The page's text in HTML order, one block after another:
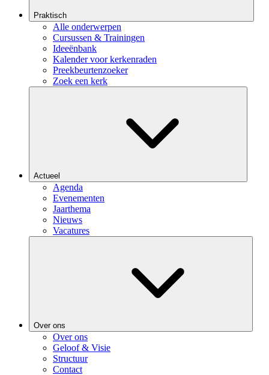
Praktisch
Alle onderwerpen
Cursussen & Trainingen
Ideeënbank
Kalender voor kerkenraden
Preekbeurtenzoeker
Zoek een kerk
Actueel
Agenda
Evenementen
Jaarthema
Nieuws
Vacatures
Over ons
Over ons
Geloof & Visie
Structuur
Contact